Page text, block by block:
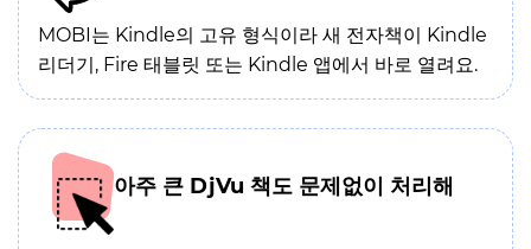
MOBI는 Kindle의 고유 형식이라 새 전자책이 Kindle
리더기, Fire 태블릿 또는 Kindle 앱에서 바로 열려요.
아주 큰 DjVu 책도 문제없이 처리해